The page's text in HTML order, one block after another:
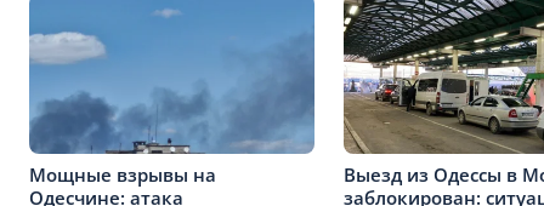
Мощные взрывы на
Одесчине: атака
Выезд из Одессы в
заблокирован: